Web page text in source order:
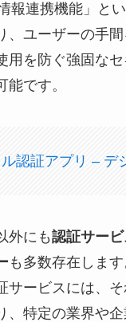
報連携機能」と
、ユーザーの手
用を防ぐ強固な
です。
認証アプリ – デ
外にも認証サー
も多数存在しま
サービスには、
、特定の業界や